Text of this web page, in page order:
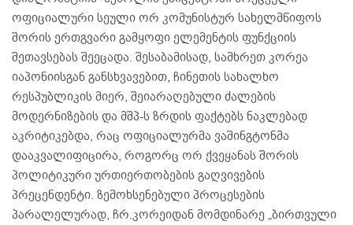
ოფიციალური სეული ორ კომუნისტურ სახელმწიფოს
შორის ერთგვარი გამყოფი ელემენტის ფუნქციის
შეთავსებას შეეცადა. შესაბამისად, სამხრეთ კორეა
იაპონიისგან განსხვავებით, ჩინეთის სახალხო
რესპუბლიკის მიერ, შეიარაღებული ძალების
მოდერნიზების და მშპ-ს ზრდის ფაქტებს ნაკლებად
აკრიტიკებდა, რაც ოფიციალურმა ვაშინგტონმა
დააკვალიფიცირა, როგორც ორ ქვეყანას შორის
პოლიტიკური ურთიერთობების გაღვივების
პრეცენდენტი. ზემოხსენებული პროცესების
პარალელურად, ჩრ.კორეიდან მომდინარე „ბირთვული